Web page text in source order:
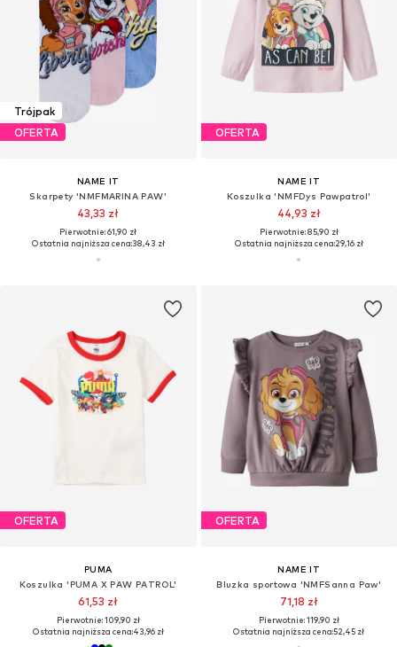
Trójpak
OFERTA
NAME IT
Skarpety 'NMFMARINA PAW'
43,33 zł
Pierwotnie: 61,90 zł
Ostatnia najniższa cena:38,43 zł
OFERTA
NAME IT
Koszulka 'NMFDys Pawpatrol'
44,93 zł
Pierwotnie: 85,90 zł
Ostatnia najniższa cena:29,16 zł
OFERTA
PUMA
Koszulka 'PUMA X PAW PATROL'
61,53 zł
Pierwotnie: 109,90 zł
Ostatnia najniższa cena:43,96 zł
OFERTA
NAME IT
Bluzka sportowa 'NMFSanna Paw'
71,18 zł
Pierwotnie: 119,90 zł
Ostatnia najniższa cena:52,45 zł